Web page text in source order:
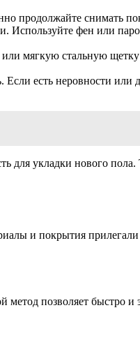
продолжайте снимать
фен или
мягкую стальную щетку
Если есть неровности
для укладки нового
и покрытия
позволяет быстро